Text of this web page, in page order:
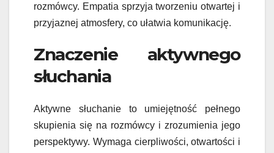
rozmówcy. Empatia sprzyja tworzeniu otwartej i
przyjaznej atmosfery, co ułatwia komunikację.
Znaczenie aktywnego
słuchania
Aktywne słuchanie to umiejętność pełnego
skupienia się na rozmówcy i zrozumienia jego
perspektywy. Wymaga cierpliwości, otwartości i